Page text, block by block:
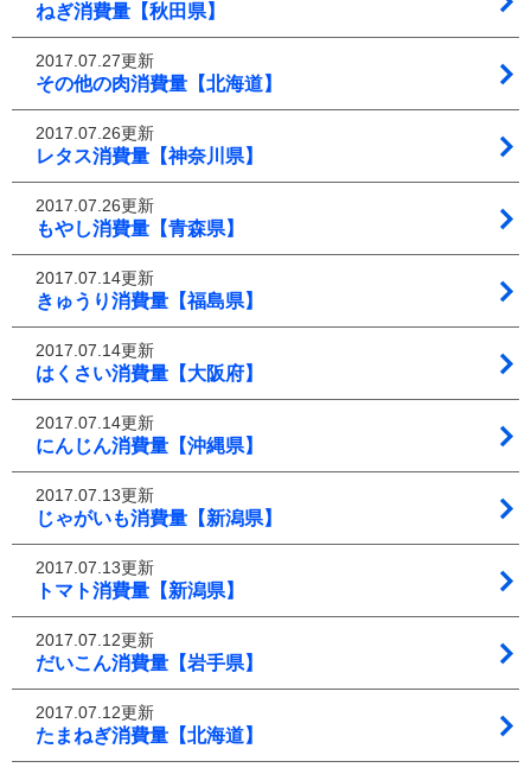
ねぎ消費量【秋田県】
2017.07.27更新
その他の肉消費量【北海道】
2017.07.26更新
レタス消費量【神奈川県】
2017.07.26更新
もやし消費量【青森県】
2017.07.14更新
きゅうり消費量【福島県】
2017.07.14更新
はくさい消費量【大阪府】
2017.07.14更新
にんじん消費量【沖縄県】
2017.07.13更新
じゃがいも消費量【新潟県】
2017.07.13更新
トマト消費量【新潟県】
2017.07.12更新
だいこん消費量【岩手県】
2017.07.12更新
たまねぎ消費量【北海道】